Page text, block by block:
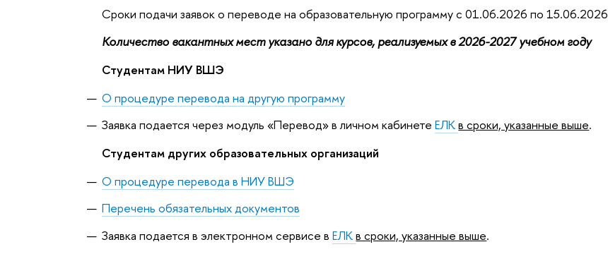
Сроки подачи заявок о переводе на образовательную программу с 01.06.2026 по 15.06.2026
Количество вакантных мест указано для курсов, реализуемых в 2026-2027 учебном году
Студентам НИУ ВШЭ
О процедуре перевода на другую программу
Заявка подается через модуль «Перевод» в личном кабинетеЕЛКв сроки, указанные выше.
Студентам других образовательных организаций
О процедуре перевода в НИУ ВШЭ
Перечень обязательных документов
Заявка подается в электронном сервисе вЕЛКв сроки, указанные выше.